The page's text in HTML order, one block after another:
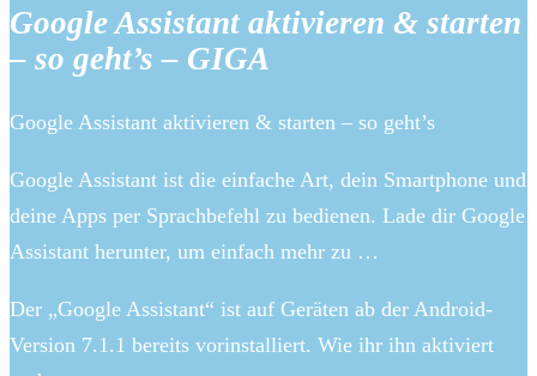
Google Assistant aktivieren & starten
– so geht’s – GIGA
Google Assistant aktivieren & starten – so geht’s
Google Assistant ist die einfache Art, dein Smartphone und
deine Apps per Sprachbefehl zu bedienen. Lade dir Google
Assistant herunter, um einfach mehr zu …
Der „Google Assistant“ ist auf Geräten ab der Android-
Version 7.1.1 bereits vorinstalliert. Wie ihr ihn aktiviert